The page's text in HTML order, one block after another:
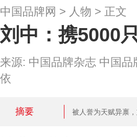
中国品牌网 > 人物 > 正文
刘中：携5000
来源: 中国品牌杂志 中国
依
摘要 被人誉为天赋异禀